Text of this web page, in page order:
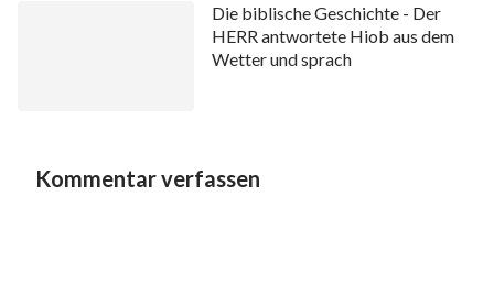
Die biblische Geschichte - Der
HERR antwortete Hiob aus dem
Wetter und sprach
Kommentar verfassen